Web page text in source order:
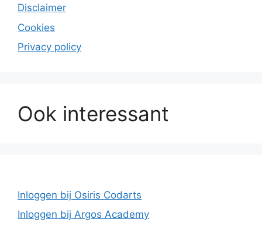
Disclaimer
Cookies
Privacy policy
Ook interessant
Inloggen bij Osiris Codarts
Inloggen bij Argos Academy